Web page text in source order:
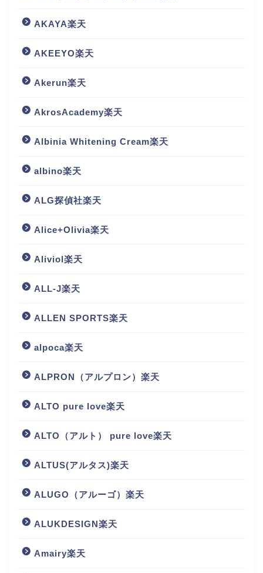
AKAYA楽天
AKEEYO楽天
Akerun楽天
AkrosAcademy楽天
Albinia Whitening Cream楽天
albino楽天
ALG探偵社楽天
Alice+Olivia楽天
Aliviol楽天
ALL-J楽天
ALLEN SPORTS楽天
alpoca楽天
ALPRON（アルプロン）楽天
ALTO pure love楽天
ALTO（アルト） pure love楽天
ALTUS(アルタス)楽天
ALUGO（アルーゴ）楽天
ALUKDESIGN楽天
Amairy楽天